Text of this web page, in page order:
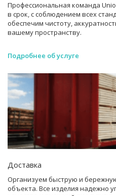
Профессиональная команда
в срок, с соблюдением всех
обеспечим чистоту,
вашему пространству.
Подробнее об услуге
Доставка
Организуем быструю и
объекта. Все изделия надежно